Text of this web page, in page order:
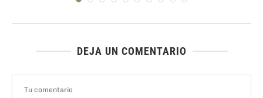
DEJA UN COMENTARIO